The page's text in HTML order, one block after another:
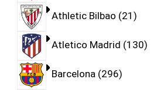
Athletic Bilbao 21
Atletico Madrid 130
Barcelona 296